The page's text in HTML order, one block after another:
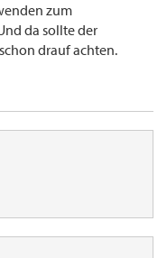
zum
da sollte der
drauf achten.